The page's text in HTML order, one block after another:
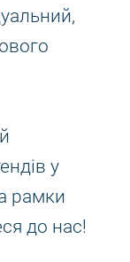
у
рамки
до нас!